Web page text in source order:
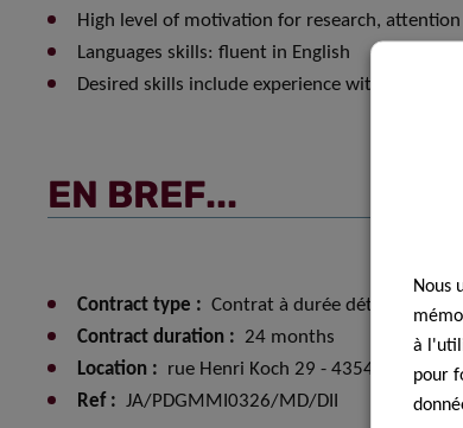
High level of motivation for research,
Languages skills: fluent in English
Desired skills include experience with flow
EN BREF...
Contract type : Contrat à durée déterminée
Contract duration : 24 months
Location : rue Henri Koch 29 - 4354 Esch-Sur-
Ref : JA/PDGMMI0326/MD/DII
Nous
à
pour